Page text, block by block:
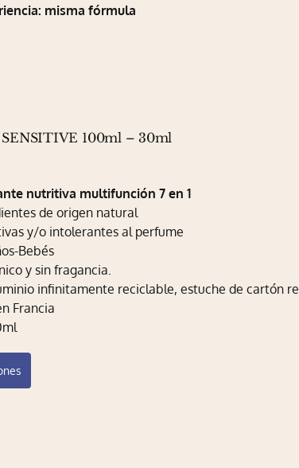
misma fórmula
100ml – 30ml
nutritiva multifunción 7 en 1
de origen natural
y/o intolerantes al perfume
Bebés
y sin fragancia.
infinitamente reciclable, estuche de cartón
Francia